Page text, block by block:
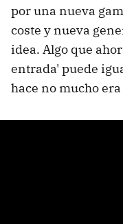
por una nueva
coste y nueva
idea. Algo que
entrada' puede
hace no mucho